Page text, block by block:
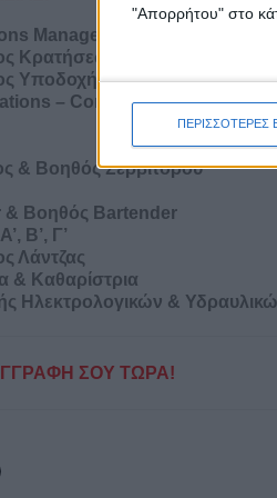
"Απορρήτου" στο
ΠΕΡΙΣΣΟΤΕΡΕΣ
Manager
Κρατήσεων
Υποδοχής
– Concierge
& Βοηθός Σερβιτόρου
& Βοηθός Bartender
Β’, Γ’
Λάντζας
& Καθαρίστρια
Ηλεκτρολογικών &
ΣΟΥ ΤΩΡΑ!